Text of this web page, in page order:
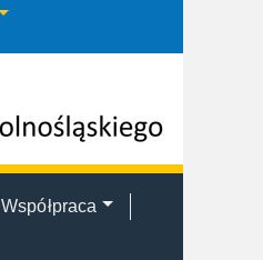
Współpraca